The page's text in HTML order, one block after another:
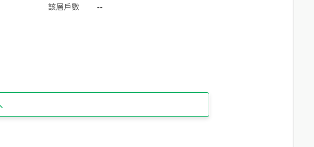
該層戶數
--